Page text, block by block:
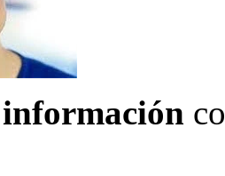
información